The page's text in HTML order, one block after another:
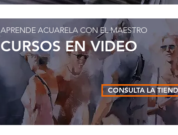
APRENDE ACUARELA CON EL MAESTRO
CURSOS EN VIDEO
CONSULTA LA